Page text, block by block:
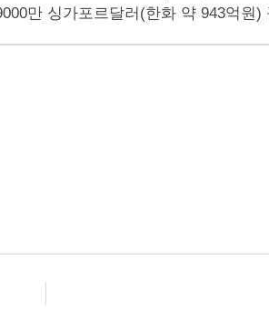
만 싱가포르달러(한화 약 943억원